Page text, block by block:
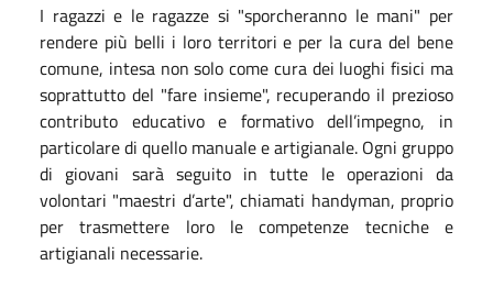
I ragazzi e le ragazze si "sporcheranno le mani" per
rendere più belli i loro territori e per la cura del bene
comune, intesa non solo come cura dei luoghi fisici ma
soprattutto del "fare insieme", recuperando il prezioso
contributo educativo e formativo dell’impegno, in
particolare di quello manuale e artigianale. Ogni gruppo
di giovani sarà seguito in tutte le operazioni da
volontari "maestri d’arte", chiamati handyman, proprio
per trasmettere loro le competenze tecniche e
artigianali necessarie.